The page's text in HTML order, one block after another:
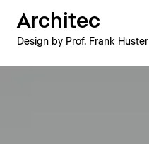
Architec
Design by Prof. Frank Huster